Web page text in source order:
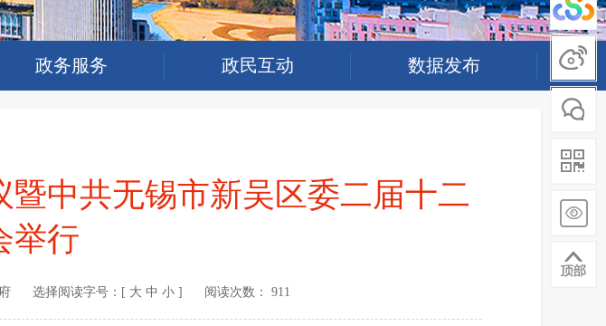
政务服务 政民互动 数据发布
中共无锡市新吴区委二届十二
举行
选择阅读字号：[ 大 中 小] 阅读次数： 911